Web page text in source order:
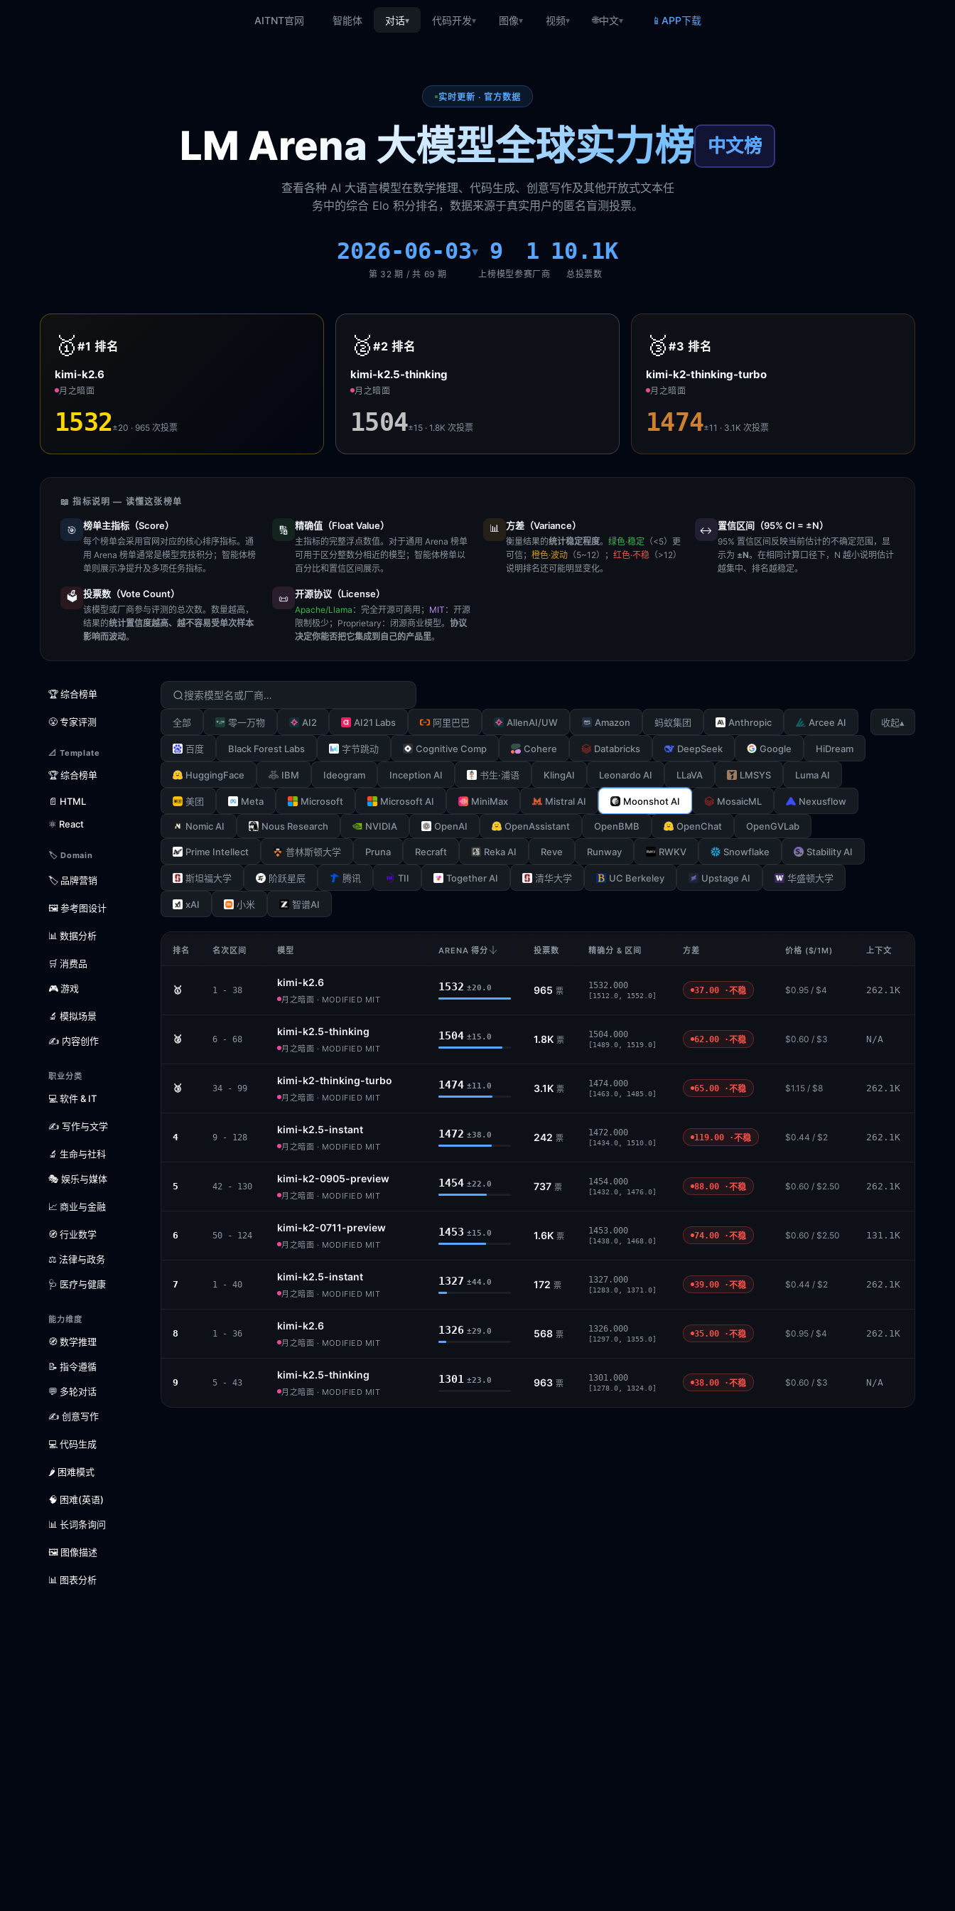
AITNT官网 智能体 对话▾ 代码开发▾ 图像▾ 视频▾ 🌐中文▾ 📱 APP下载
实时更新 · 官方数据
LM Arena 大模型全球实力榜 中文榜
查看各种 AI 大语言模型在数学推理、代码生成、创意写作及其他开放式文本任
务中的综合 Elo 积分排名，数据来源于真实用户的匿名盲测投票。
2026-06-03▾
第 32 期 / 共 69 期
9
上榜模型
1
参赛厂商
10.1K
总投票数
🥇 #1排名
kimi-k2.6
月之暗面
1532±20 · 965次投票
🥈 #2排名
kimi-k2.5-thinking
月之暗面
1504±15 · 1.8K次投票
🥉 #3排名
kimi-k2-thinking-turbo
月之暗面
1474±11 · 3.1K次投票
📖 指标说明 — 读懂这张榜单
🎯 榜单主指标（Score）
每个榜单会采用官网对应的核心排序指标。通
用 Arena 榜单通常是模型竞技积分；智能体榜
单则展示净提升及多项任务指标。
🔢 精确值（Float Value）
主指标的完整浮点数值。对于通用 Arena 榜单
可用于区分整数分相近的模型；智能体榜单以
百分比和置信区间展示。
📊 方差（Variance）
衡量结果的统计稳定程度。 绿色·稳定 （<5）更
可信； 橙色·波动 （5~12）； 红色·不稳 （>12）
说明排名还可能明显变化。
↔️ 置信区间（95% CI = ±N）
95% 置信区间反映当前估计的不确定范围，显
示为 ±N。在相同计算口径下，N 越小说明估计
越集中、排名越稳定。
🗳️ 投票数（Vote Count）
该模型或厂商参与评测的总次数。数量越高，
结果的统计置信度越高、越不容易受单次样本
影响而波动。
📜 开源协议（License）
Apache/Llama ：完全开源可商用； MIT ：开源
限制极少； Proprietary ：闭源商业模型。 协议
决定你能否把它集成到自己的产品里。
🏆 综合榜单
😤 专家评测
📐 Template
🏆 综合榜单
📄 HTML
⚛️ React
🏷️ Domain
🏷️ 品牌营销
🖼️ 参考图设计
📊 数据分析
🛒 消费品
🎮 游戏
🔬 模拟场景
✍️ 内容创作
职业分类
💻 软件 & IT
✍️ 写作与文学
🔬 生命与社科
🎭 娱乐与媒体
📈 商业与金融
🧭 行业数学
⚖️ 法律与政务
🩺 医疗与健康
能力维度
🧭 数学推理
📝 指令遵循
💬 多轮对话
✍️ 创意写作
💻 代码生成
🌶️ 困难模式
🧠 困难(英语)
📊 长词条询问
🖼️ 图像描述
📊 图表分析
全部 零一万物 AI2 AI21 Labs 阿里巴巴 AllenAI/UW Amazon 蚂蚁集团 Anthropic Arcee AI
百度 Black Forest Labs 字节跳动 Cognitive Comp Cohere Databricks DeepSeek Google HiDream
HuggingFace IBM Ideogram Inception AI 书生·浦语 KlingAI Leonardo AI LLaVA LMSYS Luma AI
美团 Meta Microsoft Microsoft AI MiniMax Mistral AI Moonshot AI MosaicML Nexusflow
Nomic AI Nous Research NVIDIA OpenAI OpenAssistant OpenBMB OpenChat OpenGVLab
Prime Intellect 普林斯顿大学 Pruna Recraft Reka AI Reve Runway RWKV Snowflake Stability AI
斯坦福大学 阶跃星辰 腾讯 TII Together AI 清华大学 UC Berkeley Upstage AI 华盛顿大学
xAI 小米 智谱AI
收起▴
排名 名次区间 模型 ARENA 得分 投票数 精确分 & 区间 方差 价格 ($/1M) 上下文
🥇 1 - 38
kimi-k2.6
月之暗面 · MODIFIED MIT
1532 ±20.0 965 票
1532.000
[1512.0, 1552.0]
37.00 ·不稳 $0.95 / $4 262.1K
🥈 6 - 68
kimi-k2.5-thinking
月之暗面 · MODIFIED MIT
1504 ±15.0 1.8K 票
1504.000
[1489.0, 1519.0]
62.00 ·不稳 $0.60 / $3 N/A
🥉 34 - 99
kimi-k2-thinking-turbo
月之暗面 · MODIFIED MIT
1474 ±11.0 3.1K 票
1474.000
[1463.0, 1485.0]
65.00 ·不稳 $1.15 / $8 262.1K
4 9 - 128
kimi-k2.5-instant
月之暗面 · MODIFIED MIT
1472 ±38.0 242 票
1472.000
[1434.0, 1510.0]
119.00 ·不稳 $0.44 / $2 262.1K
5 42 - 130
kimi-k2-0905-preview
月之暗面 · MODIFIED MIT
1454 ±22.0 737 票
1454.000
[1432.0, 1476.0]
88.00 ·不稳 $0.60 / $2.50 262.1K
6 50 - 124
kimi-k2-0711-preview
月之暗面 · MODIFIED MIT
1453 ±15.0 1.6K 票
1453.000
[1438.0, 1468.0]
74.00 ·不稳 $0.60 / $2.50 131.1K
7 1 - 40
kimi-k2.5-instant
月之暗面 · MODIFIED MIT
1327 ±44.0 172 票
1327.000
[1283.0, 1371.0]
39.00 ·不稳 $0.44 / $2 262.1K
8 1 - 36
kimi-k2.6
月之暗面 · MODIFIED MIT
1326 ±29.0 568 票
1326.000
[1297.0, 1355.0]
35.00 ·不稳 $0.95 / $4 262.1K
9 5 - 43
kimi-k2.5-thinking
月之暗面 · MODIFIED MIT
1301 ±23.0 963 票
1301.000
[1278.0, 1324.0]
38.00 ·不稳 $0.60 / $3 N/A